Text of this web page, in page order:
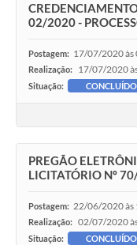
02/2020 -
Postagem: 17/07/2020 às
Realização: 17/07/2020
Situação: CONCLUÍDO
PREGÃO
LICITATÓRIO Nº
Postagem: 22/06/2020 às
Realização: 02/07/2020
Situação: CONCLUÍDO